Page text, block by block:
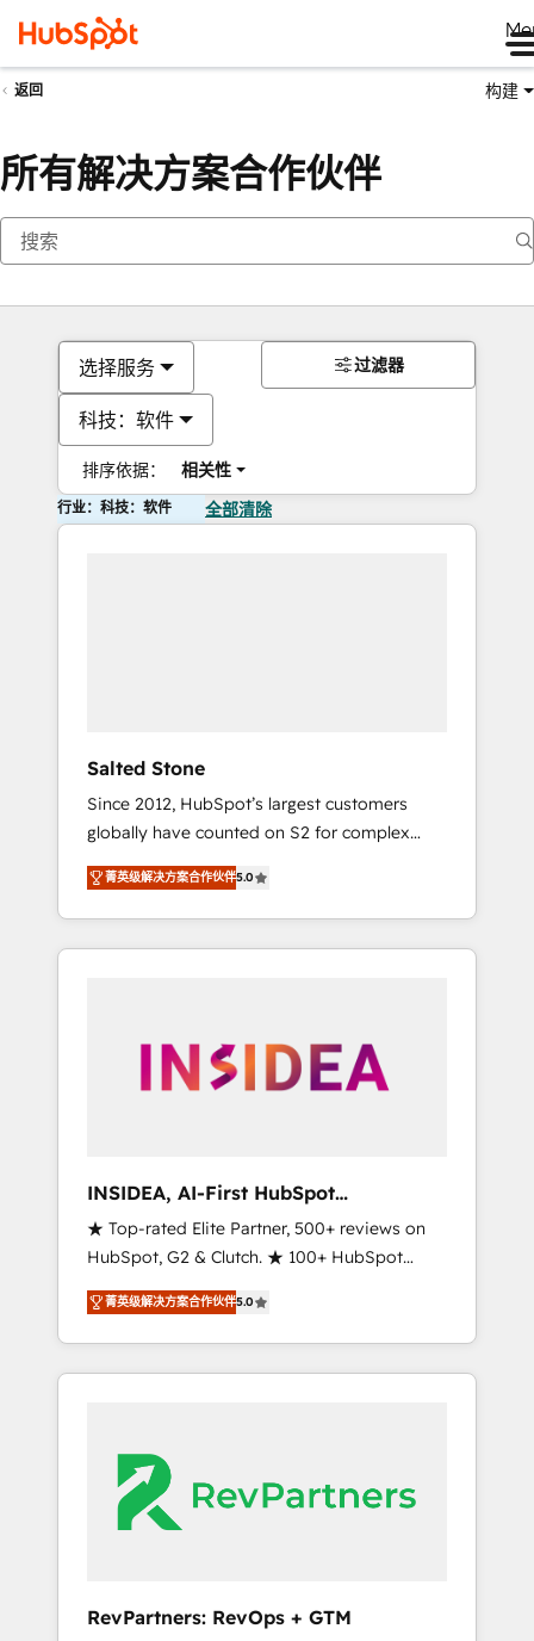
返回 构建
所有解决方案合作伙伴
选择服务
科技：软件
排序依据： 相关性
过滤器
行业：科技：软件 全部清除
Salted Stone
Since 2012, HubSpot’s largest customers
globally have counted on S2 for complex
migrations, change management, systems
integration, and creative solutions that
deliver measurable impact and transform
brand experiences As one of the few full-
globally regionalized HubSpot websites,
integrated marketing campaigns, & RevOps
adoption with change-management
programs, and align marketing, sales, and
service to drive sustainable growth With 6
key HubSpot accreditations and experience
across hundreds of organizations in dozens
of industries, there’s a good chance one of
our globally integrated teams has worked
looking for...and get your next big initiative
moving!
菁英级解决方案合作伙伴5.0
INSIDEA, AI-First HubSpot
Onboarding & RevOps
★ Top-rated Elite Partner, 500+ reviews on
HubSpot, G2 & Clutch. ★ 100+ HubSpot
Certified Experts & Trainers across the team
★ 1,500+ implementations across five
continents ★ AI-First, RevOps-led,
Onboarding obsessed ★ Company of the
engine. We onboard your team, migrate your
data, and build AI-powered workflows that
drive adoption from week one, in your time
from any legacy CRM. Zero downtime, full
菁英级解决方案合作伙伴5.0
RevPartners: RevOps + GTM